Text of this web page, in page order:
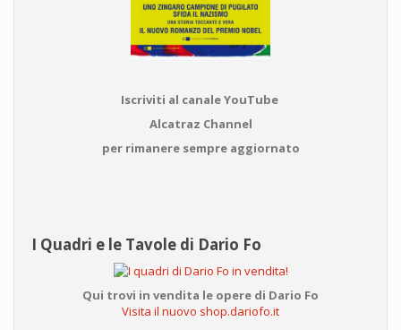
Iscriviti al canale YouTube
Alcatraz Channel
per rimanere sempre aggiornato
I Quadri e le Tavole di Dario Fo
Qui trovi in vendita le opere di Dario Fo
Visita il nuovo shop.dariofo.it